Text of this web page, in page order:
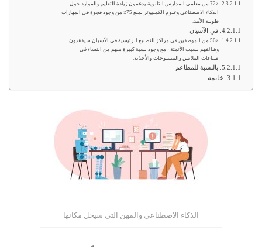
72٪ من معلمي المدارس الثانوية يدعمون زيادة التعليم والموارد حول
الذكاء الاصطناعي وعلوم الكمبيوتر لمنع 75٪ من وجود فجوة في المهارات
طويلة الأمد.
في الآسيان
56٪ من الموظفين في مراكز التصنيع الرئيسية في الآسيان سيفقدون
وظائفهم بسبب الأتمتة ، مع وجود نسبة كبيرة منهم من النساء في
صناعات الملابس والمنسوجات والأحذية.
بالنسبة للمطاعم
خاتمة
الذكاء الاصطناعي والمهن التي سيحل مكانها